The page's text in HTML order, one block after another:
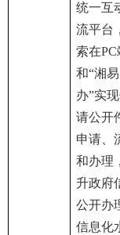
统一互
流平台
索在PC
和“湘易
办”实
请公开
申请、
和办理
升政府
公开办
信息化